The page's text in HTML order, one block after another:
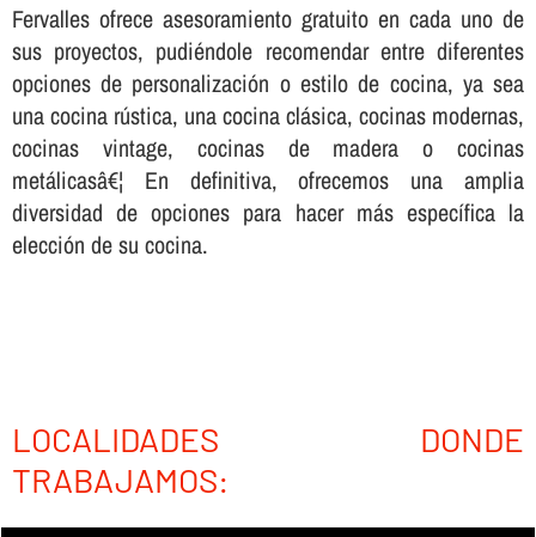
Fervalles ofrece asesoramiento gratuito en cada uno de
sus proyectos, pudiéndole recomendar entre diferentes
opciones de personalización o estilo de cocina, ya sea
una cocina rústica, una cocina clásica, cocinas modernas,
cocinas vintage, cocinas de madera o cocinas
metálicasâ€¦ En definitiva, ofrecemos una amplia
diversidad de opciones para hacer más especí­fica la
elección de su cocina.
LOCALIDADES DONDE
TRABAJAMOS: